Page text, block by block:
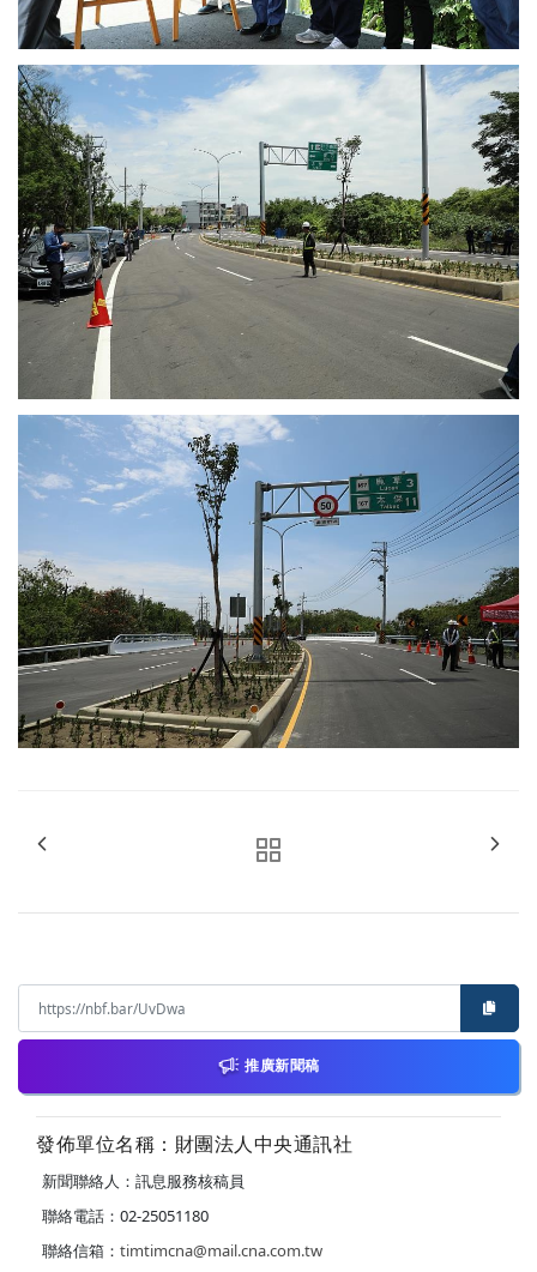
推廣新聞稿
發佈單位名稱：財團法人中央通訊社
新聞聯絡人：訊息服務核稿員
聯絡電話：02-25051180
聯絡信箱： timtimcna@mail.cna.com.tw